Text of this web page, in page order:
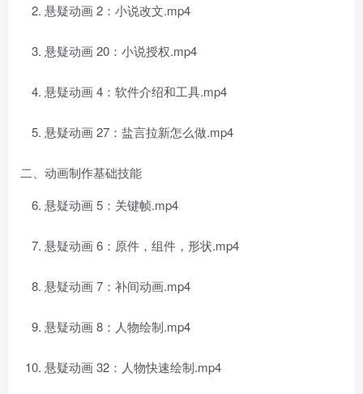
悬疑动画 2：小说改文.mp4
悬疑动画 20：小说授权.mp4
悬疑动画 4：软件介绍和工具.mp4
悬疑动画 27：盐言拉新怎么做.mp4
二、动画制作基础技能
悬疑动画 5：关键帧.mp4
悬疑动画 6：原件，组件，形状.mp4
悬疑动画 7：补间动画.mp4
悬疑动画 8：人物绘制.mp4
悬疑动画 32：人物快速绘制.mp4